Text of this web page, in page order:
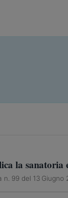
la sanatoria
n. 99 del 13 Giugno